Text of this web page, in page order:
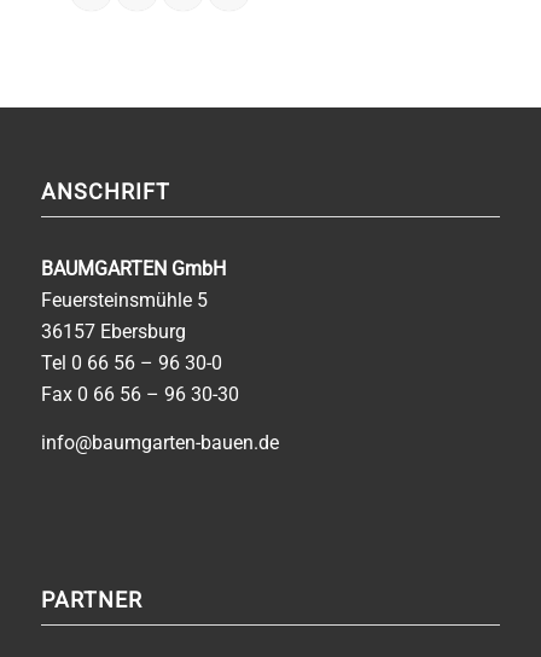
ANSCHRIFT
BAUMGARTEN GmbH
Feuersteinsmühle 5
36157 Ebersburg
Tel 0 66 56 – 96 30-0
Fax 0 66 56 – 96 30-30
info@baumgarten-bauen.de
PARTNER